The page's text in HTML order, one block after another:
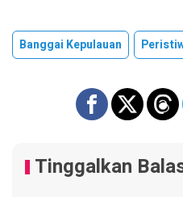
Banggai Kepulauan
Tinggalkan